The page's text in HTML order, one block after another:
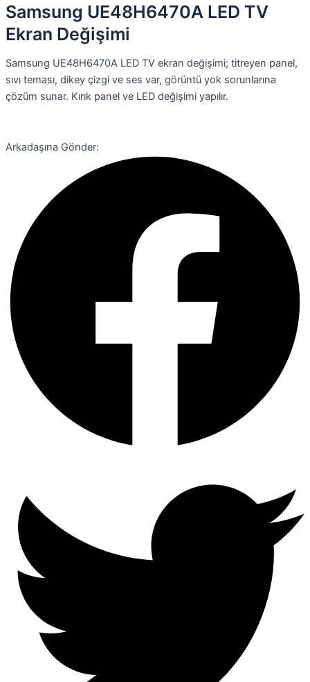
Samsung UE48H6470A LED TV
Ekran Değişimi
Samsung UE48H6470A LED TV ekran değişimi; titreyen panel,
sıvı teması, dikey çizgi ve ses var, görüntü yok sorunlarına
çözüm sunar. Kırık panel ve LED değişimi yapılır.
Arkadaşına Gönder: